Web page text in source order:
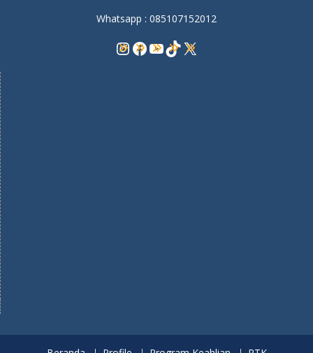
Whatsapp : 085107152012
Instagram
Facebook
YouTube
TikTok
X